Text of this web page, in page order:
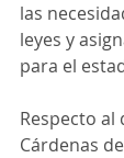
las
leyes y
para el
Respecto
Cárdenas